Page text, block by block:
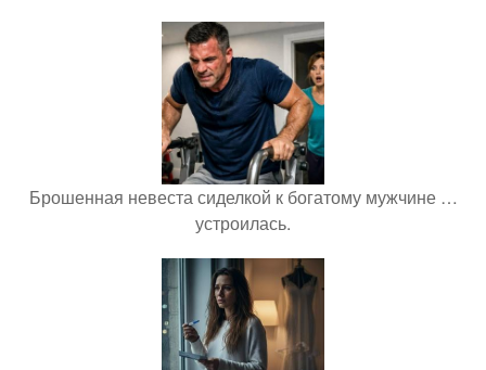
Брошенная невеста сиделкой к богатому мужчине …
устроилась.